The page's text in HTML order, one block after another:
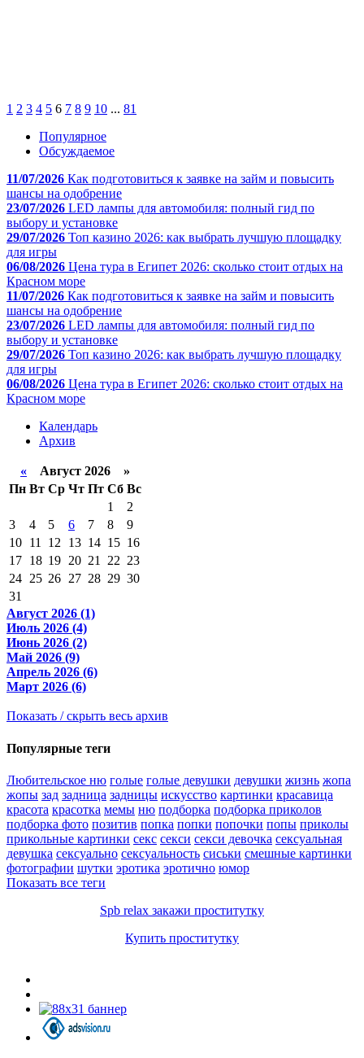
1 2 3 4 5 6 7 8 9 10 ... 81
Популярное
Обсуждаемое
11/07/2026 Как подготовиться к заявке на займ и повысить
шансы на одобрение
23/07/2026 LED лампы для автомобиля: полный гид по
выбору и установке
29/07/2026 Топ казино 2026: как выбрать лучшую площадку
для игры
06/08/2026 Цена тура в Египет 2026: сколько стоит отдых на
Красном море
11/07/2026 Как подготовиться к заявке на займ и повысить
шансы на одобрение
23/07/2026 LED лампы для автомобиля: полный гид по
выбору и установке
29/07/2026 Топ казино 2026: как выбрать лучшую площадку
для игры
06/08/2026 Цена тура в Египет 2026: сколько стоит отдых на
Красном море
Календарь
Архив
« Август 2026 »
Пн Вт Ср Чт Пт Сб Вс
1
2
3
4 5 6 7 8
9
10 11 12 13 14 15 16
17 18 19 20 21 22 23
24 25 26 27 28 29 30
31
Август 2026 (1)
Июль 2026 (4)
Июнь 2026 (2)
Май 2026 (9)
Апрель 2026 (6)
Март 2026 (6)
Показать / скрыть весь архив
Популярные теги
Любительское ню голые голые девушки девушки жизнь жопа
жопы зад задница задницы искусство картинки красавица
красота красотка мемы ню подборка подборка приколов
подборка фото позитив попка попки попочки попы приколы
прикольные картинки секс секси секси девочка сексуальная
девушка сексуально сексуальность сиськи смешные картинки
фотографии шутки эротика эротично юмор
Показать все теги
Spb relax закажи проститутку
Купить проститутку